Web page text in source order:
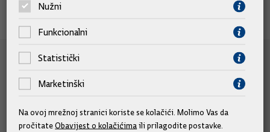
Nema pronađenih vijesti.
e-Građani
e-Građani
e-Savjetovanja
Portal otvorenih podataka RH
Nužni
Funkcionalni
Statistički
Marketinški
Na ovoj mrežnoj stranici koriste se kolačići. Molimo Vas da
pročitateObavijest o kolačićima ili prilagodite postavke.